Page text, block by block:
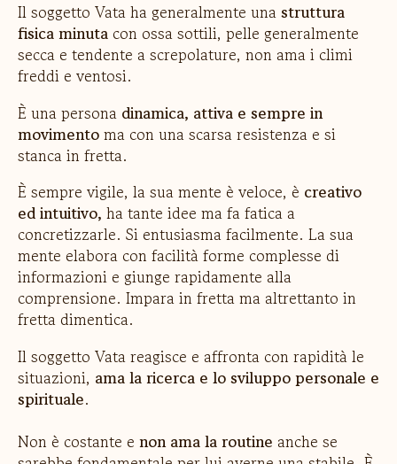
Il soggetto Vata ha generalmente una struttura
fisica minuta con ossa sottili, pelle generalmente
secca e tendente a screpolature, non ama i climi
freddi e ventosi.
È una persona dinamica, attiva e sempre in
movimento ma con una scarsa resistenza e si
stanca in fretta.
È sempre vigile, la sua mente è veloce, è creativo
ed intuitivo, ha tante idee ma fa fatica a
concretizzarle. Si entusiasma facilmente. La sua
mente elabora con facilità forme complesse di
informazioni e giunge rapidamente alla
comprensione. Impara in fretta ma altrettanto in
fretta dimentica.
Il soggetto Vata reagisce e affronta con rapidità le
situazioni, ama la ricerca e lo sviluppo personale e
spirituale.
Non è costante e non ama la routine anche se